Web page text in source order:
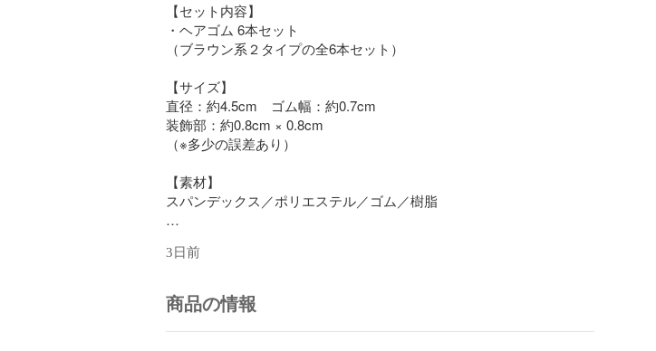
【セット内容】
・ヘアゴム 6本セット
（ブラウン系２タイプの全6本セット）
【サイズ】
直径：約4.5cm　ゴム幅：約0.7cm
装飾部：約0.8cm × 0.8cm
（※多少の誤差あり）
【素材】
スパンデックス／ポリエステル／ゴム／樹脂
ふんわり素材が魅力のヘアゴム6本セット。
め髪に活躍します。
シンプルながら大人可愛いデザインで、オフィス・学校・お出かけに
も◎
3日前
商品の情報